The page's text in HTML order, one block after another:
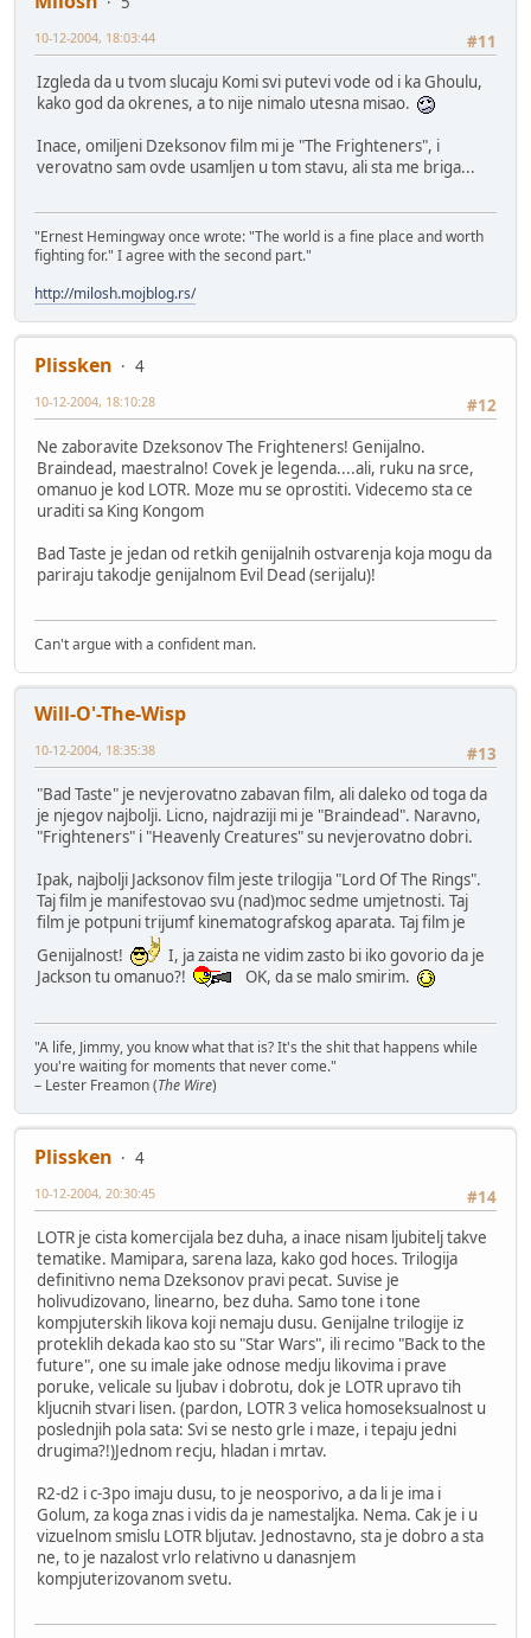
#11
10-12-2004, 18:03:44
Izgleda da u tvom slucaju Komi svi putevi vode od i ka Ghoulu,
kako god da okrenes, a to nije nimalo utesna misao.
Inace, omiljeni Dzeksonov film mi je "The Frighteners", i
verovatno sam ovde usamljen u tom stavu, ali sta me briga...
"Ernest Hemingway once wrote: "The world is a fine place and worth
fighting for." I agree with the second part."
http://milosh.mojblog.rs/
Plissken
4
#12
10-12-2004, 18:10:28
Ne zaboravite Dzeksonov The Frighteners! Genijalno.
Braindead, maestralno! Covek je legenda....ali, ruku na srce,
omanuo je kod LOTR. Moze mu se oprostiti. Videcemo sta ce
uraditi sa King Kongom
Bad Taste je jedan od retkih genijalnih ostvarenja koja mogu da
pariraju takodje genijalnom Evil Dead (serijalu)!
Can't argue with a confident man.
Will-O'-The-Wisp
#13
10-12-2004, 18:35:38
"Bad Taste" je nevjerovatno zabavan film, ali daleko od toga da
je njegov najbolji. Licno, najdraziji mi je "Braindead". Naravno,
"Frighteners" i "Heavenly Creatures" su nevjerovatno dobri.
Ipak, najbolji Jacksonov film jeste trilogija "Lord Of The Rings".
Taj film je manifestovao svu (nad)moc sedme umjetnosti. Taj
film je potpuni trijumf kinematografskog aparata. Taj film je
Genijalnost!
I, ja zaista ne vidim zasto bi iko govorio da je
Jackson tu omanuo?!
OK, da se malo smirim.
"A life, Jimmy, you know what that is? It's the shit that happens while
you're waiting for moments that never come."
– Lester Freamon (The Wire)
Plissken
4
#14
10-12-2004, 20:30:45
LOTR je cista komercijala bez duha, a inace nisam ljubitelj takve
tematike. Mamipara, sarena laza, kako god hoces. Trilogija
definitivno nema Dzeksonov pravi pecat. Suvise je
holivudizovano, linearno, bez duha. Samo tone i tone
kompjuterskih likova koji nemaju dusu. Genijalne trilogije iz
proteklih dekada kao sto su "Star Wars", ili recimo "Back to the
future", one su imale jake odnose medju likovima i prave
poruke, velicale su ljubav i dobrotu, dok je LOTR upravo tih
kljucnih stvari lisen. (pardon, LOTR 3 velica homoseksualnost u
poslednjih pola sata: Svi se nesto grle i maze, i tepaju jedni
drugima?!)Jednom recju, hladan i mrtav.
R2-d2 i c-3po imaju dusu, to je neosporivo, a da li je ima i
Golum, za koga znas i vidis da je namestaljka. Nema. Cak je i u
vizuelnom smislu LOTR bljutav. Jednostavno, sta je dobro a sta
ne, to je nazalost vrlo relativno u danasnjem
kompjuterizovanom svetu.